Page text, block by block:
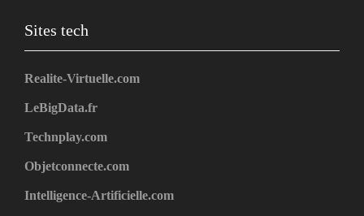
Sites tech
Realite-Virtuelle.com
LeBigData.fr
Technplay.com
Objetconnecte.com
Intelligence-Artificielle.com